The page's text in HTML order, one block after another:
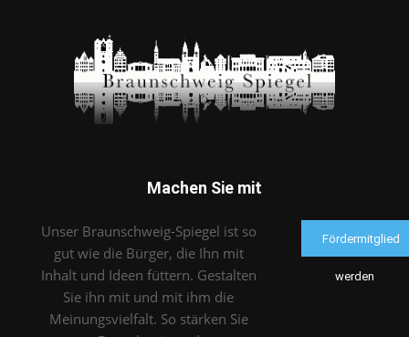
Machen Sie mit
Unser Braunschweig-Spiegel ist so
gut wie die Bürger, die Ihn mit
Inhalt und Ideen füttern. Gestalten
Sie ihn mit und mit ihm die
Meinungsvielfalt. So stärken Sie
Fördermitglied
werden